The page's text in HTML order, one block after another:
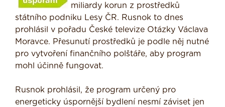
miliardy korun z prostředků
státního podniku Lesy ČR. Rusnok to dnes
prohlásil v pořadu České televize Otázky Václava
Moravce. Přesunutí prostředků je podle něj nutné
pro vytvoření finančního polštáře, aby program
mohl účinně fungovat.
Rusnok prohlásil, že program určený pro
energeticky úspornější bydlení nesmí záviset jen